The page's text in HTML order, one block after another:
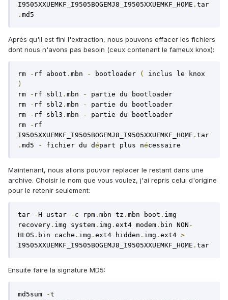
I9505XXUEMKF_I9505BOGEMJ8_I9505XXUEMKF_HOME . tar
. md5
Après qu'il est fini l'extraction, nous pouvons effacer les fichiers
dont nous n'avons pas besoin (ceux contenant le fameux knox):
rm - rf aboot . mbn - bootloader (
)
rm
- rf sbl1 . mbn -
partie du bootloader
rm
- rf sbl2 . mbn -
partie du bootloader
rm
- rf sbl3 . mbn -
partie du bootloader
rm
- rf
I9505XXUEMKF_I9505BOGEMJ8_I9505XXUEMKF_HOME . tar
. md5 - fichier du départ plus nécessaire
Maintenant, nous allons pouvoir replacer le restant dans une
archive. Choisir le nom que vous voulez, j'ai repris celui d'origine
pour le retenir seulement:
tar -H ustar - c rpm . mbn tz . mbn boot . img
recovery . img system . img . ext4 modem . bin NON -
HLOS . bin cache . img . ext4 hidden . img . ext4 >
I9505XXUEMKF_I9505BOGEMJ8_I9505XXUEMKF_HOME . tar
Ensuite faire la signature MD5:
md5sum -t